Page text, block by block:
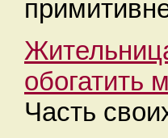
обогатить
Часть